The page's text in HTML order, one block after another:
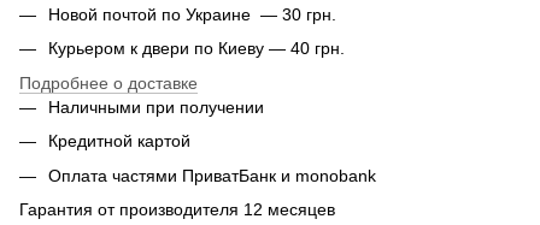
Новой почтой по Украине — 30 грн.
Курьером к двери по Киеву — 40 грн.
Подробнее о доставке
Наличными при получении
Кредитной картой
Оплата частями ПриватБанк и monobank
Гарантия от производителя 12 месяцев